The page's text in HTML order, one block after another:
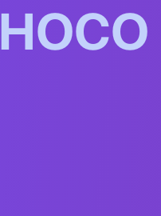
HOCO